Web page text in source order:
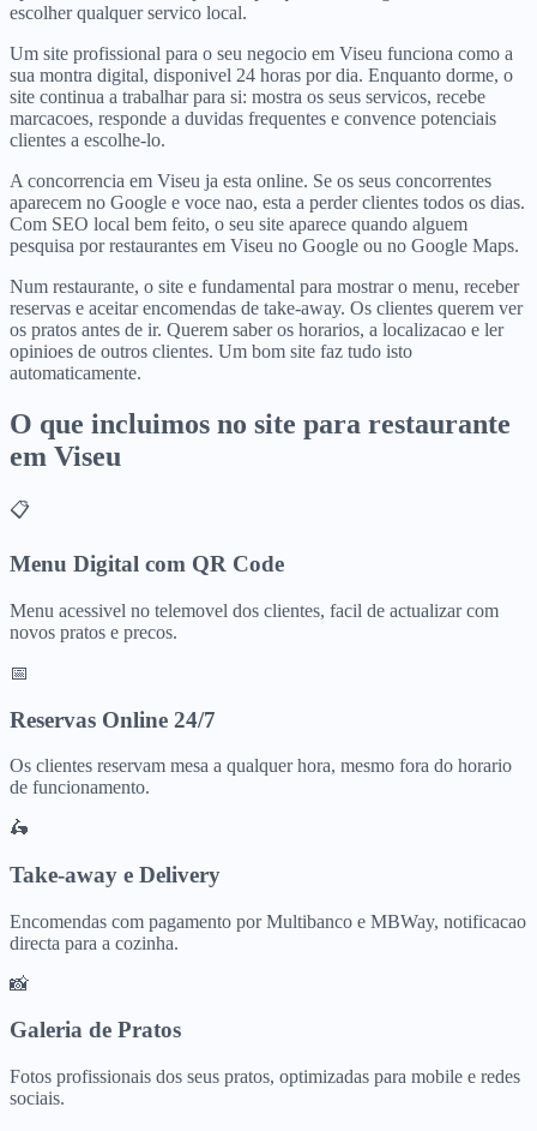
escolher qualquer servico local.
Um site profissional para o seu negocio em Viseu funciona como a
sua montra digital, disponivel 24 horas por dia. Enquanto dorme, o
site continua a trabalhar para si: mostra os seus servicos, recebe
marcacoes, responde a duvidas frequentes e convence potenciais
clientes a escolhe-lo.
A concorrencia em Viseu ja esta online. Se os seus concorrentes
aparecem no Google e voce nao, esta a perder clientes todos os dias.
Com SEO local bem feito, o seu site aparece quando alguem
pesquisa por restaurantes em Viseu no Google ou no Google Maps.
Num restaurante, o site e fundamental para mostrar o menu, receber
reservas e aceitar encomendas de take-away. Os clientes querem ver
os pratos antes de ir. Querem saber os horarios, a localizacao e ler
opinioes de outros clientes. Um bom site faz tudo isto
automaticamente.
O que incluimos no site para restaurante
em Viseu
📋
Menu Digital com QR Code
Menu acessivel no telemovel dos clientes, facil de actualizar com
novos pratos e precos.
📅
Reservas Online 24/7
Os clientes reservam mesa a qualquer hora, mesmo fora do horario
de funcionamento.
🛵
Take-away e Delivery
Encomendas com pagamento por Multibanco e MBWay, notificacao
directa para a cozinha.
📸
Galeria de Pratos
Fotos profissionais dos seus pratos, optimizadas para mobile e redes
sociais.